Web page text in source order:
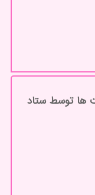
ها توسط ستاد